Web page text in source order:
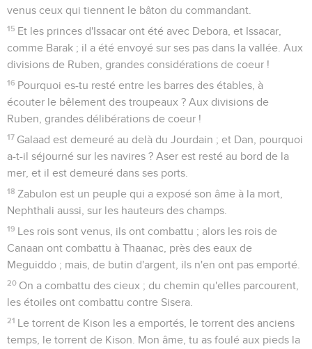
venus ceux qui tiennent le bâton du commandant.
15 Et les princes d'Issacar ont été avec Debora, et Issacar,
comme Barak ; il a été envoyé sur ses pas dans la vallée. Aux
divisions de Ruben, grandes considérations de coeur !
16 Pourquoi es-tu resté entre les barres des étables, à
écouter le bêlement des troupeaux ? Aux divisions de
Ruben, grandes délibérations de coeur !
17 Galaad est demeuré au delà du Jourdain ; et Dan, pourquoi
a-t-il séjourné sur les navires ? Aser est resté au bord de la
mer, et il est demeuré dans ses ports.
18 Zabulon est un peuple qui a exposé son âme à la mort,
Nephthali aussi, sur les hauteurs des champs.
19 Les rois sont venus, ils ont combattu ; alors les rois de
Canaan ont combattu à Thaanac, près des eaux de
Meguiddo ; mais, de butin d'argent, ils n'en ont pas emporté.
20 On a combattu des cieux ; du chemin qu'elles parcourent,
les étoiles ont combattu contre Sisera.
21 Le torrent de Kison les a emportés, le torrent des anciens
temps, le torrent de Kison. Mon âme, tu as foulé aux pieds la